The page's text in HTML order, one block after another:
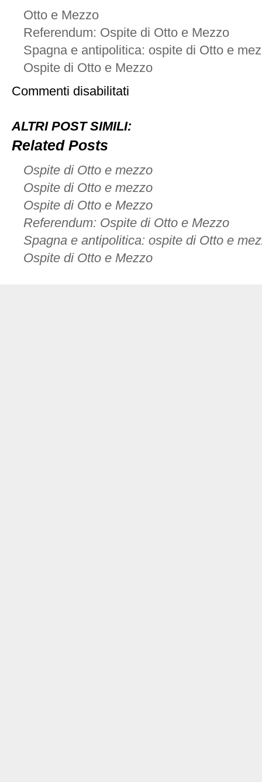
Otto e Mezzo
Referendum: Ospite di Otto e Mezzo
Spagna e antipolitica: ospite di Otto e
Ospite di Otto e Mezzo
Commenti disabilitati
e
ALTRI POST SIMILI:
Related Posts
Ospite di Otto e mezzo
Ospite di Otto e mezzo
Ospite di Otto e Mezzo
Referendum: Ospite di Otto e Mezzo
Spagna e antipolitica: ospite di Otto e
Ospite di Otto e Mezzo